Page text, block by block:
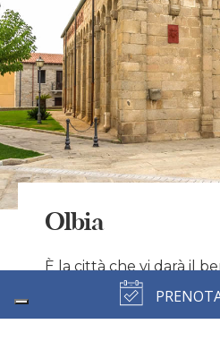
Olbia
È la città che vi darà il
nella Gallura e sarà la
apripista per un